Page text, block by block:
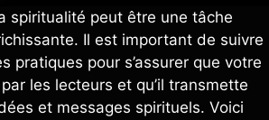
spiritualité peut être une tâche
Il est important de suivre
pratiques pour s’assurer que votre
les lecteurs et qu’il transmette
et messages spirituels. Voici